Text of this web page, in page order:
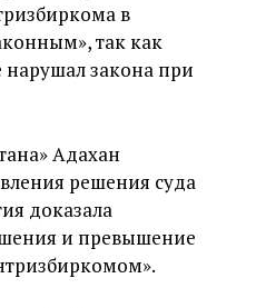
в
так как
нарушал закона при
Адахан
решения суда
доказала
и превышение